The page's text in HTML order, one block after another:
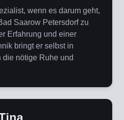
wenn es darum geht,
Saarow Petersdorf zu
Erfahrung und einer
bringt er selbst in
nötige Ruhe und